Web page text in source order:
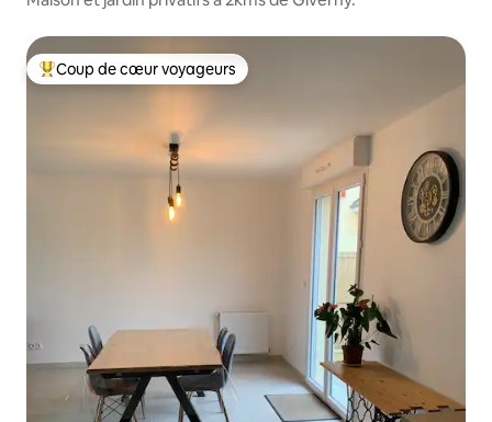
Coups de cœur voyageurs les plus appréciés
Coup de cœur voyageurs